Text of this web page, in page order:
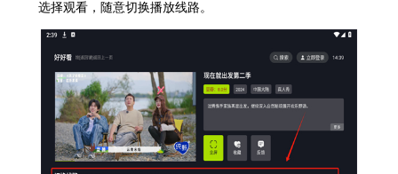
选择观看，随意切换播放线路。